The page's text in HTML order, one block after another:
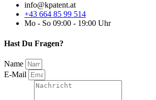
info@kpatent.at
+43 664 85 99 514
Mo - So 09:00 - 19:00 Uhr
Hast Du Fragen?
Name
E-Mail